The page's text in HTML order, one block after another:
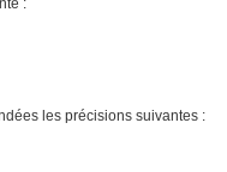
:
les précisions suivantes :